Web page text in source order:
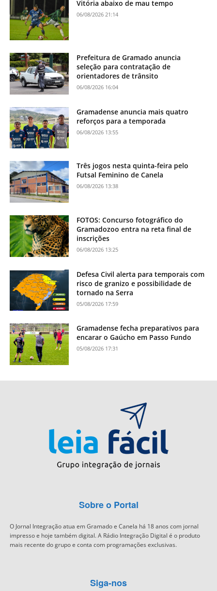
Vitória abaixo de mau tempo
06/08/2026 21:14
Prefeitura de Gramado anuncia
seleção para contratação de
orientadores de trânsito
06/08/2026 16:04
Gramadense anuncia mais quatro
reforços para a temporada
06/08/2026 13:55
Três jogos nesta quinta-feira pelo
Futsal Feminino de Canela
06/08/2026 13:38
FOTOS: Concurso fotográfico do
Gramadozoo entra na reta final de
inscrições
06/08/2026 13:25
Defesa Civil alerta para temporais com
risco de granizo e possibilidade de
tornado na Serra
05/08/2026 17:59
Gramadense fecha preparativos para
encarar o Gaúcho em Passo Fundo
05/08/2026 17:31
Sobre o Portal
O Jornal Integração atua em Gramado e Canela há 18 anos com jornal
impresso e hoje também digital. A Rádio Integração Digital é o produto
mais recente do grupo e conta com programações exclusivas.
Siga-nos